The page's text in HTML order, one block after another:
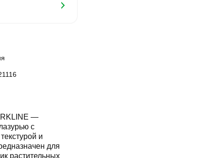
—
с
и
для
растительных